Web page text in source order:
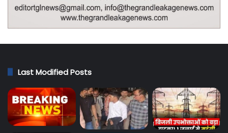
Last Modified Posts